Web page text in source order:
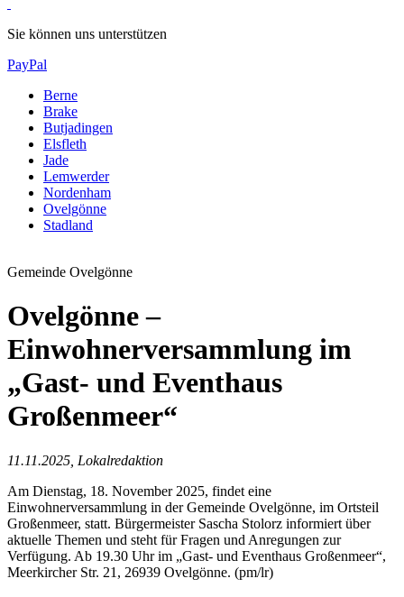
Sie können uns unterstützen
PayPal
Berne
Brake
Butjadingen
Elsfleth
Jade
Lemwerder
Nordenham
Ovelgönne
Stadland
Gemeinde Ovelgönne
Ovelgönne –
Einwohnerversammlung im
„Gast- und Eventhaus
Großenmeer“
11.11.2025, Lokalredaktion
Am Dienstag, 18. November 2025, findet eine
Einwohnerversammlung in der Gemeinde Ovelgönne, im Ortsteil
Großenmeer, statt. Bürgermeister Sascha Stolorz informiert über
aktuelle Themen und steht für Fragen und Anregungen zur
Verfügung. Ab 19.30 Uhr im „Gast- und Eventhaus Großenmeer“,
Meerkircher Str. 21, 26939 Ovelgönne. (pm/lr)